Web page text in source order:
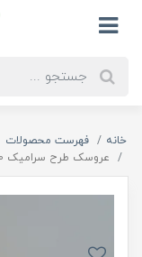
خانه
فهرست محصولات
عروسک طرح سرامیک 20 اینچ طرح کت زرد دامن 4خونه 1448